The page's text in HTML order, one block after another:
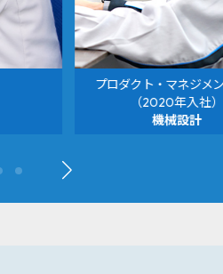
プロダクト・マネジメ
（2020年入社）
機械設計